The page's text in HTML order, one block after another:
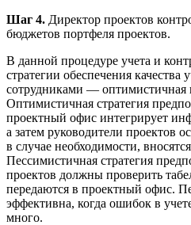
Шаг 4. Директор проектов
бюджетов портфеля проектов.
В данной процедуре учета и
стратегии обеспечения качества
сотрудниками — оптимистичная
Оптимистичная стратегия
проектный офис интегрирует
а затем руководители проектов
в случае необходимости,
Пессимистичная стратегия
проектов должны проверить
передаются в проектный офис.
эффективна, когда ошибок в
много.